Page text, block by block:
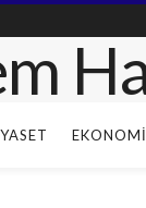
EKONOMI